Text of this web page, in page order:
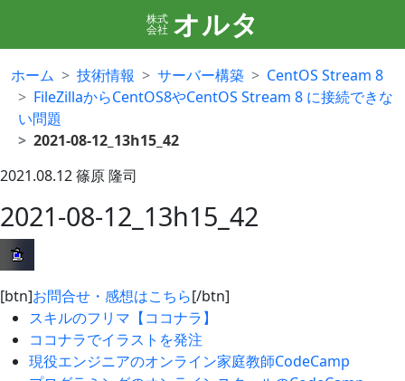
株式
会社 オルタ
ホーム 技術情報 サーバー構築
CentOS Stream 8
FileZillaからCentOS8やCentOS Stream 8 に接続できな
い問題
2021-08-12_13h15_42
2021.08.12篠原 隆司
2021-08-12_13h15_42
[btn]お問合せ・感想はこちら[/btn]
スキルのフリマ【ココナラ】
ココナラでイラストを発注
現役エンジニアのオンライン家庭教師CodeCamp